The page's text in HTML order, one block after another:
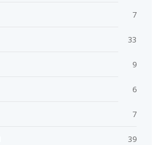
7
33
9
6
7
39